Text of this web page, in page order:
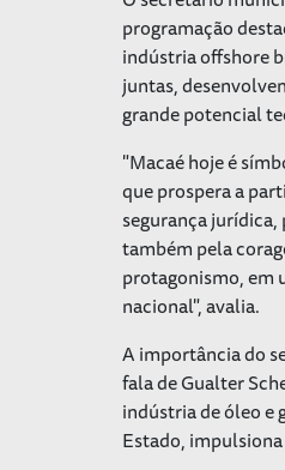
programação
indústria offshore
juntas,
grande potencial
"Macaé hoje é
que prospera a
segurança
também pela
protagonismo, em
nacional", avalia.
A importância do
fala de Gualter
indústria de óleo e
Estado,